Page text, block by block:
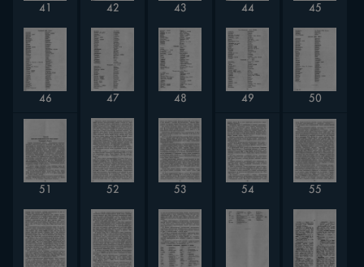
41 42 43 44 45
46 47 48 49 50
51 52 53 54 55